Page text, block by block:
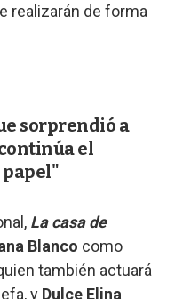
realizarán de forma
sorprendió a
el
papel"
La casa de
Blanco como
también actuará
y Dulce Elina